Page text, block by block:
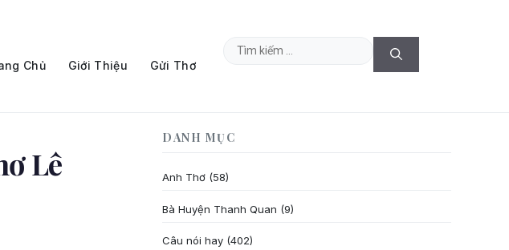
Chủ Giới Thiệu Gửi Thơ
Tìm
Lê
DANH MỤC
Anh Thơ (58)
Bà Huyện Thanh Quan (9)
Câu nói hay (402)